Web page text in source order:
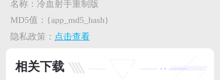
名称： 冷血射手重制版
MD5值： {app_md5_hash}
隐私政策： 点击查看
相关下载